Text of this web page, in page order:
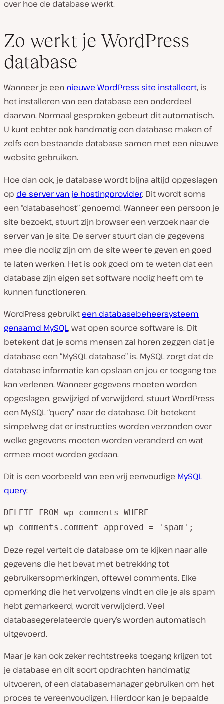
over hoe de database werkt.
Zo werkt je WordPress
database
Wanneer je een nieuwe WordPress site installeert, is
het installeren van een database een onderdeel
daarvan. Normaal gesproken gebeurt dit automatisch.
U kunt echter ook handmatig een database maken of
zelfs een bestaande database samen met een nieuwe
website gebruiken.
Hoe dan ook, je database wordt bijna altijd opgeslagen
op de server van je hostingprovider. Dit wordt soms
een “databasehost” genoemd. Wanneer een persoon je
site bezoekt, stuurt zijn browser een verzoek naar de
server van je site. De server stuurt dan de gegevens
mee die nodig zijn om de site weer te geven en goed
te laten werken. Het is ook goed om te weten dat een
database zijn eigen set software nodig heeft om te
kunnen functioneren.
WordPress gebruikt een databasebeheersysteem
genaamd MySQL, wat open source software is. Dit
betekent dat je soms mensen zal horen zeggen dat je
database een “MySQL database” is. MySQL zorgt dat de
database informatie kan opslaan en jou er toegang toe
kan verlenen. Wanneer gegevens moeten worden
opgeslagen, gewijzigd of verwijderd, stuurt WordPress
een MySQL “query” naar de database. Dit betekent
simpelweg dat er instructies worden verzonden over
welke gegevens moeten worden veranderd en wat
ermee moet worden gedaan.
Dit is een voorbeeld van een vrij eenvoudige MySQL
query:
DELETE FROM wp_comments WHERE
wp_comments.comment_approved = 'spam';
Deze regel vertelt de database om te kijken naar alle
gegevens die het bevat met betrekking tot
gebruikersopmerkingen, oftewel comments. Elke
opmerking die het vervolgens vindt en die je als spam
hebt gemarkeerd, wordt verwijderd. Veel
databasegerelateerde query’s worden automatisch
uitgevoerd.
Maar je kan ook zeker rechtstreeks toegang krijgen tot
je database en dit soort opdrachten handmatig
uitvoeren, of een databasemanager gebruiken om het
proces te vereenvoudigen. Hierdoor kan je bepaalde